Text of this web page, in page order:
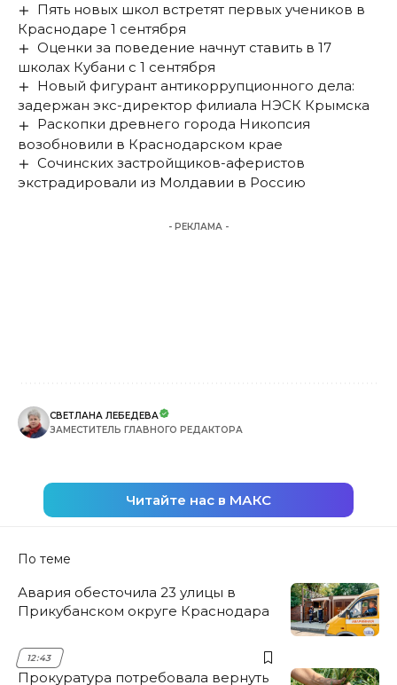
Пять новых школ встретят первых учеников в
Краснодаре 1 сентября
Оценки за поведение начнут ставить в 17
школах Кубани с 1 сентября
Новый фигурант антикоррупционного дела:
задержан экс-директор филиала НЭСК Крымска
Раскопки древнего города Никопсия
возобновили в Краснодарском крае
Сочинских застройщиков-аферистов
экстрадировали из Молдавии в Россию
- РЕКЛАМА -
СВЕТЛАНА ЛЕБЕДЕВА
ЗАМЕСТИТЕЛЬ ГЛАВНОГО РЕДАКТОРА
Читайте нас в МАКС
По теме
Авария обесточила 23 улицы в
Прикубанском округе Краснодара
12:43
Прокуратура потребовала вернуть